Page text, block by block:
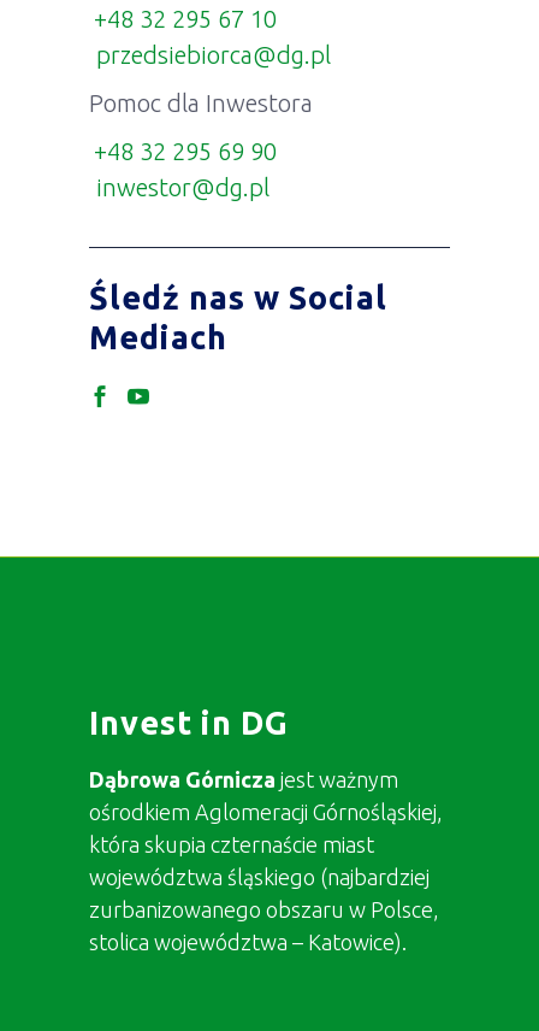
+48 32 295 67 10
przedsiebiorca@dg.pl
Pomoc dla Inwestora
+48 32 295 69 90
inwestor@dg.pl
Śledź nas w Social
Mediach
Invest in DG
Dąbrowa Górnicza jest ważnym
ośrodkiem Aglomeracji Górnośląskiej,
która skupia czternaście miast
województwa śląskiego (najbardziej
zurbanizowanego obszaru w Polsce,
stolica województwa – Katowice).